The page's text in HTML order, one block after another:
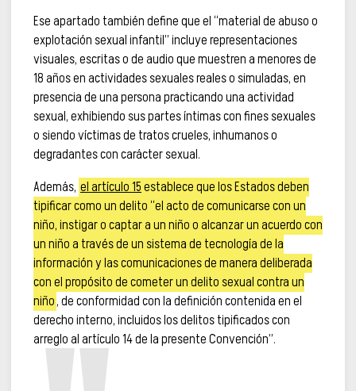
Ese apartado también define que el “material de abuso o
explotación sexual infantil” incluye representaciones
visuales, escritas o de audio que muestren a menores de
18 años en actividades sexuales reales o simuladas, en
presencia de una persona practicando una actividad
sexual, exhibiendo sus partes íntimas con fines sexuales
o siendo víctimas de tratos crueles, inhumanos o
degradantes con carácter sexual.
Además, el artículo 15establece que los Estados deben
tipificar como un delito “el acto de comunicarse con un
niño, instigar o captar a un niño o alcanzar un acuerdo con
un niño a través de un sistema de tecnología de la
información y las comunicaciones de manera deliberada
con el propósito de cometer un delito sexual contra un
niño, de conformidad con la definición contenida en el
derecho interno, incluidos los delitos tipificados con
arreglo al artículo 14 de la presente Convención”.